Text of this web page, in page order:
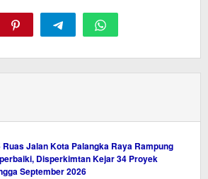
Ruas Jalan Kota Palangka Raya Rampung
Disperkimtan Kejar 34 Proyek
September 2026